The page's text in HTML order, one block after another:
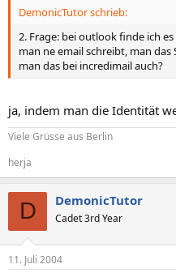
DemonicTutor schrieb:
2. Frage: bei outlook finde ich
man ne email schreibt, man
man das bei incredimail auch?
ja, indem man die Identität
Viele Grüsse aus Berlin
herja
D DemonicTutor
Cadet 3rd Year
11. Juli 2004